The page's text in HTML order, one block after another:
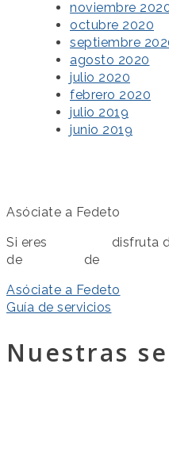
noviembre
octubre 2020
septiembre
agosto 2020
julio 2020
febrero 2020
julio 2019
junio 2019
Asóciate a Fedeto
Si eres
disfruta
de
de
Asóciate a Fedeto
Guía de servicios
Nuestras